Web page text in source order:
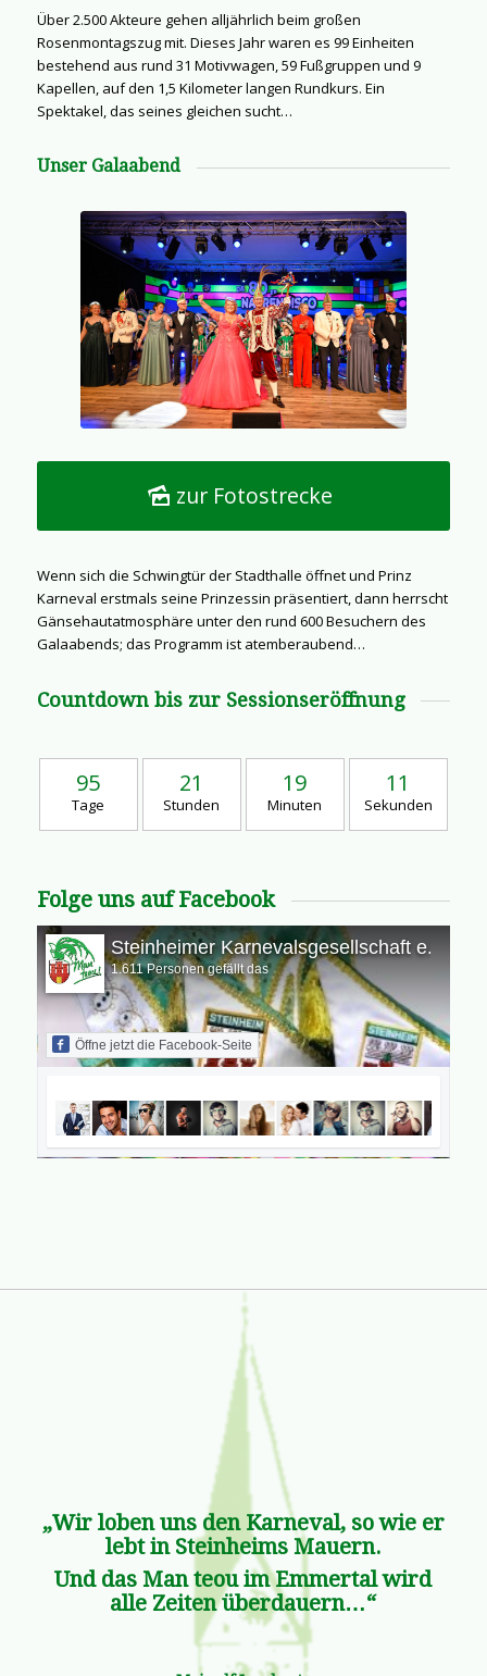
Über 2.500 Akteure gehen alljährlich beim großen
Rosenmontagszug mit. Dieses Jahr waren es 99 Einheiten
bestehend aus rund 31 Motivwagen, 59 Fußgruppen und 9
Kapellen, auf den 1,5 Kilometer langen Rundkurs. Ein
Spektakel, das seines gleichen sucht…
Unser Galaabend
zur Fotostrecke
Wenn sich die Schwingtür der Stadthalle öffnet und Prinz
Karneval erstmals seine Prinzessin präsentiert, dann herrscht
Gänsehautatmosphäre unter den rund 600 Besuchern des
Galaabends; das Programm ist atemberaubend…
Countdown bis zur Sessionseröffnung
95
Tage
21
Stunden
19
Minuten
10
Sekunden
Folge uns auf Facebook
Steinheimer Karnevalsgesellschaft e.V.
1.611 Personen gefällt das
Öffne jetzt die Facebook-Seite
„Wir loben uns den Karneval, so wie er
lebt in Steinheims Mauern.
Und das Man teou im Emmertal wird
alle Zeiten überdauern…“